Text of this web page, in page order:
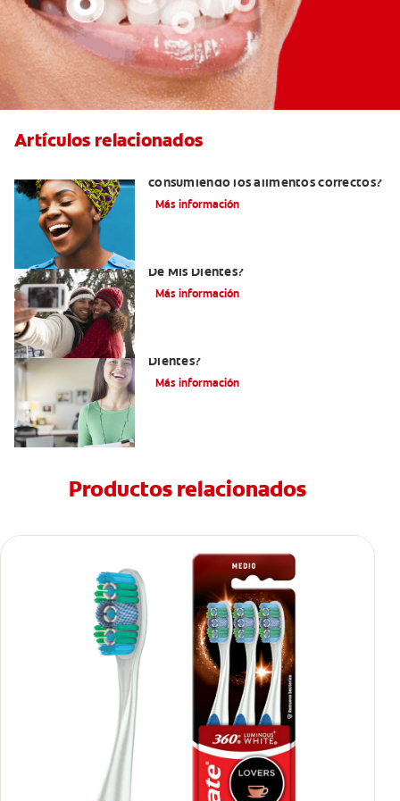
Artículos relacionados
consumiendo los alimentos correctos?
Más información
De Mis Dientes?
Más información
Dientes?
Más información
Productos relacionados